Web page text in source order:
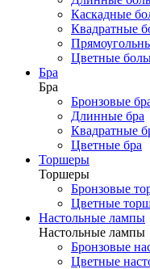
Каскадные
Квадратные
Цветные
Бра
Бра
Бронзовые
Длинные бра
Квадратные
Цветные бра
Торшеры
Торшеры
Бронзовые
Цветные
Настольные лампы
Настольные лампы
Бронзовые
Цветные